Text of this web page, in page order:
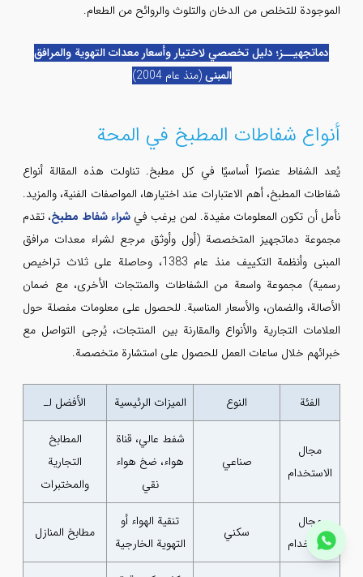
الموجودة للتخلص من الدخان والتلوث والروائح من الطعام.
دماتجهیــز؛ دليل تخصصي لاختيار وأسعار معدات التهوية والمرافق
المبنى(منذ عام 2004)
أنواع شفاطات المطبخ في المحة
يُعد الشفاط عنصرًا أساسيًا في كل مطبخ. تناولت هذه المقالة أنواع
شفاطات المطبخ، أهم الاعتبارات عند اختيارها، المواصفات الفنية، والمزيد.
نأمل أن تكون المعلومات مفيدة. لمن يرغب فيشراء شفاط مطبخ، تقدم
مجموعة دماتجهیز المتخصصة (أول وأوثق مرجع لشراء معدات مرافق
المبنى وأنظمة التكييف منذ عام 1383، وحاصلة على ثلاث تراخيص
رسمية) مجموعة واسعة من الشفاطات والمنتجات الأخرى، مع ضمان
الأصالة، والضمان، والأسعار المناسبة. للحصول على معلومات مفصلة حول
العلامات التجارية والأنواع والمقارنة بين المنتجات، يُرجى التواصل مع
خبرائهم خلال ساعات العمل للحصول على استشارة متخصصة.
الفئة النوع الميزات الرئيسية الأفضل لـ
مجال
الاستخدام
صناعي
شفط عالي، قناة
هواء، ضخ هواء
نقي
المطابخ
التجارية
والمختبرات
مجال
الاستخدام
سكني
تنقية الهواء أو
التهوية الخارجية
مطابخ المنازل